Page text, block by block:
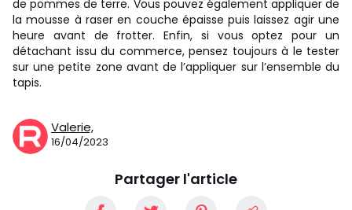
de pommes de terre. Vous pouvez également appliquer de
la mousse à raser en couche épaisse puis laissez agir une
heure avant de frotter. Enfin, si vous optez pour un
détachant issu du commerce, pensez toujours à le tester
sur une petite zone avant de l’appliquer sur l’ensemble du
tapis.
Valerie,
16/04/2023
Partager l'article